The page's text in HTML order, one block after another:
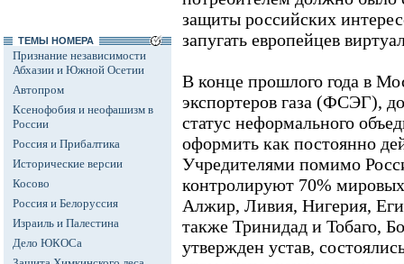
ТЕМЫ НОМЕРА
Признание независимости
Абхазии и Южной Осетии
Автопром
Ксенофобия и неофашизм в
России
Россия и Прибалтика
Исторические версии
Косово
Россия и Белоруссия
Израиль и Палестина
Дело ЮКОСа
защиты российских
запугать европейцев
В конце прошлого года в
экспортеров газа (ФСЭГ),
статус неформального
оформить как постоянно
Учредителями помимо
контролируют 70%
Алжир, Ливия, Нигерия,
также Тринидад и Тобаго,
утвержден устав,